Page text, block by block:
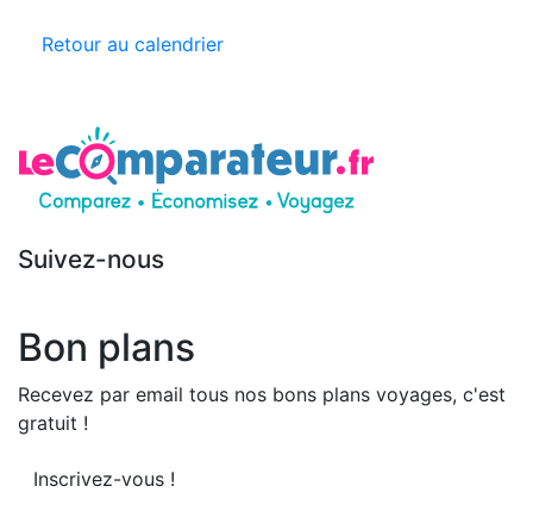
Retour au calendrier
Suivez-nous
Bon plans
Recevez par email tous nos bons plans voyages, c'est
gratuit !
Inscrivez-vous !